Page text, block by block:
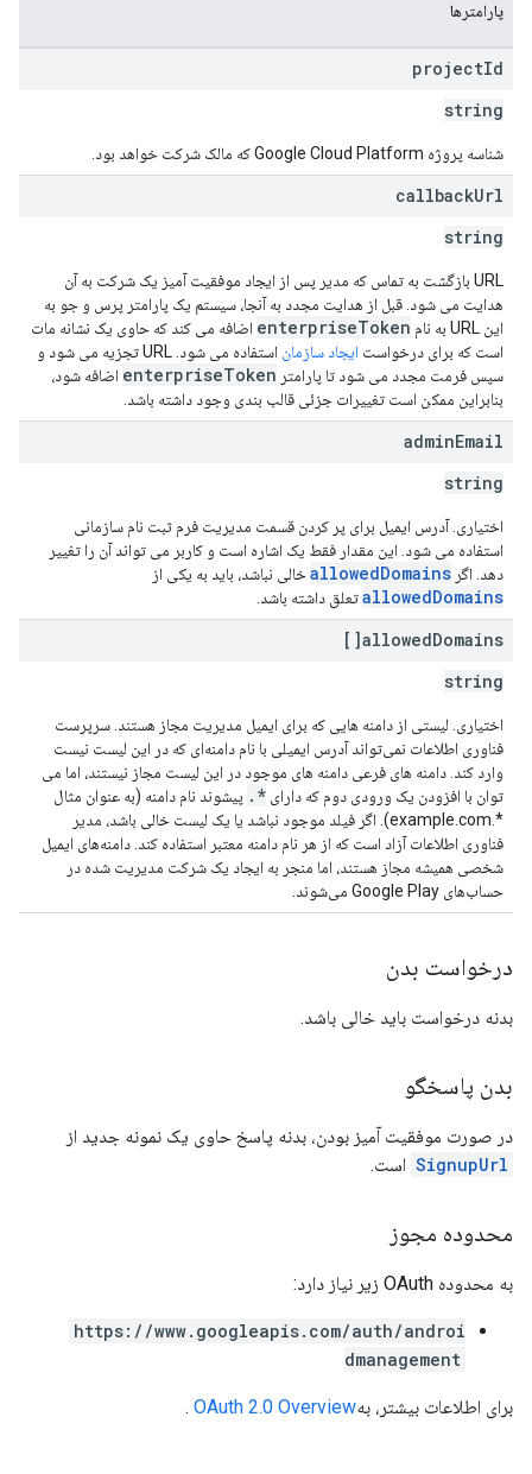
پارامترها
projectId
string
شناسه پروژه Google Cloud Platform که مالک شرکت خواهد بود.
callbackUrl
string
URL بازگشت به تماس که مدیر پس از ایجاد موفقیت آمیز یک شرکت به آن
هدایت می شود. قبل از هدایت مجدد به آنجا، سیستم یک پارامتر پرس و جو به
این URL به نام
enterpriseToken اضافه می کند که حاوی یک نشانه مات
است که برای درخواست ایجاد سازمان
استفاده می شود. URL تجزیه می شود و
سپس فرمت مجدد می شود تا پارامتر enterpriseToken اضافه شود،
بنابراین ممکن است تغییرات جزئی قالب بندی وجود داشته باشد.
adminEmail
string
اختیاری. آدرس ایمیل برای پر کردن قسمت مدیریت فرم ثبت نام سازمانی
استفاده می شود. این مقدار فقط یک اشاره است و کاربر می تواند آن را تغییر
دهد. اگر allowedDomainsخالی نباشد، باید به یکی از
allowedDomainsتعلق داشته باشد.
allowedDomains[]
string
اختیاری. لیستی از دامنه هایی که برای ایمیل مدیریت مجاز هستند. سرپرست
فناوری اطلاعات نمی‌تواند آدرس ایمیلی با نام دامنه‌ای که در این لیست نیست
وارد کند. دامنه های فرعی دامنه های موجود در این لیست مجاز نیستند، اما می
توان با افزودن یک ورودی دوم که دارای *. پیشوند نام دامنه (به عنوان مثال
*.example.com). اگر فیلد موجود نباشد یا یک لیست خالی باشد، مدیر
فناوری اطلاعات آزاد است که از هر نام دامنه معتبر استفاده کند. دامنه‌های ایمیل
شخصی همیشه مجاز هستند، اما منجر به ایجاد یک شرکت مدیریت شده در
حساب‌های Google Play می‌شوند.
درخواست بدن
بدنه درخواست باید خالی باشد.
بدن پاسخگو
در صورت موفقیت آمیز بودن، بدنه پاسخ حاوی یک نمونه جدید از
SignupUrl است.
محدوده مجوز
به محدوده OAuth زیر نیاز دارد:
https://www.googleapis.com/auth/androi
dmanagement
برای اطلاعات بیشتر، بهOAuth 2.0 Overview
.